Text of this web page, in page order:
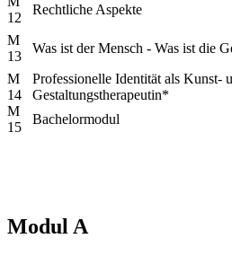
12
Rechtliche Aspekte
M
13
Was ist der Mensch - Was ist die
M
14
Professionelle Identität als Kunst-
Gestaltungstherapeutin*
M
15
Bachelormodul
Modul A